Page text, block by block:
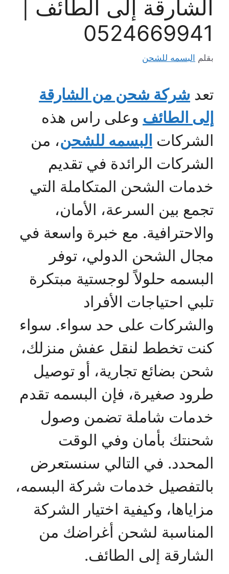
الشارقة إلى الطائف |
0524669941
بقلم البسمه للشحن
تعد شركة شحن من الشارقة
إلى الطائف وعلى راس هذه
الشركات البسمه للشحن، من
الشركات الرائدة في تقديم
خدمات الشحن المتكاملة التي
تجمع بين السرعة، الأمان،
والاحترافية. مع خبرة واسعة في
مجال الشحن الدولي، توفر
البسمه حلولاً لوجستية مبتكرة
تلبي احتياجات الأفراد
والشركات على حد سواء. سواء
كنت تخطط لنقل عفش منزلك،
شحن بضائع تجارية، أو توصيل
طرود صغيرة، فإن البسمه تقدم
خدمات شاملة تضمن وصول
شحنتك بأمان وفي الوقت
المحدد. في التالي سنستعرض
بالتفصيل خدمات شركة البسمه،
مزاياها، وكيفية اختيار الشركة
المناسبة لشحن أغراضك من
الشارقة إلى الطائف.